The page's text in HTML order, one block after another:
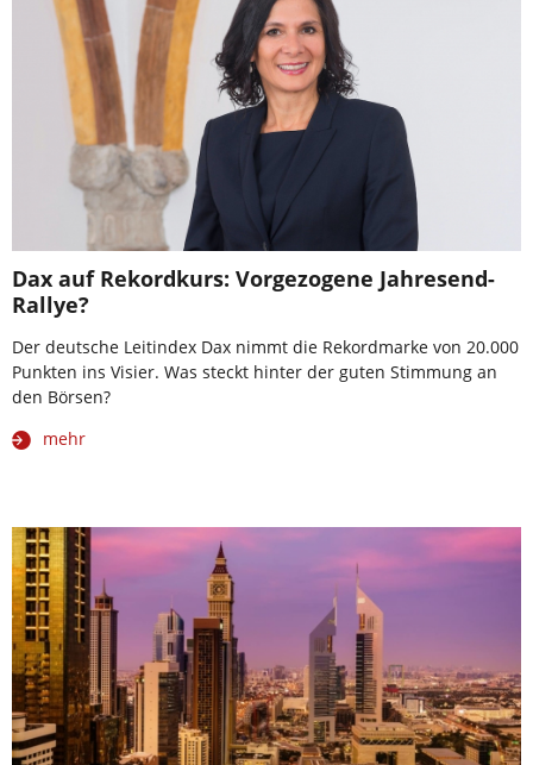
Dax auf Rekordkurs: Vorgezogene Jahresend-
Rallye?
Der deutsche Leitindex Dax nimmt die Rekordmarke von 20.000
Punkten ins Visier. Was steckt hinter der guten Stimmung an
den Börsen?
mehr